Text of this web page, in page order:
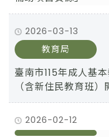
2026-03-13
教育局
臺南市115年成人基
（含新住民教育班）
2026-02-12